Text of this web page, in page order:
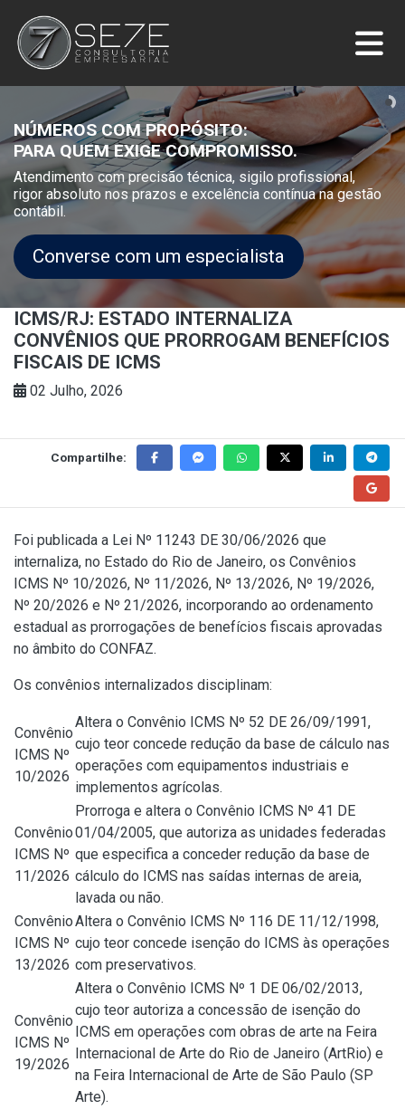
NÚMEROS COM PROPÓSITO:
PARA QUEM EXIGE COMPROMISSO.
Atendimento com precisão técnica, sigilo profissional,
rigor absoluto nos prazos e excelência contínua na gestão
contábil.
Converse com um especialista
ICMS/RJ: ESTADO INTERNALIZA
CONVÊNIOS QUE PRORROGAM BENEFÍCIOS
FISCAIS DE ICMS
02 Julho, 2026
Compartilhe:
Foi publicada a Lei Nº 11243 DE 30/06/2026 que
internaliza, no Estado do Rio de Janeiro, os Convênios
ICMS Nº 10/2026, Nº 11/2026, Nº 13/2026, Nº 19/2026,
Nº 20/2026 e Nº 21/2026, incorporando ao ordenamento
estadual as prorrogações de benefícios fiscais aprovadas
no âmbito do CONFAZ.
Os convênios internalizados disciplinam:
Convênio
ICMS Nº
10/2026
Altera o Convênio ICMS Nº 52 DE 26/09/1991,
cujo teor concede redução da base de cálculo nas
operações com equipamentos industriais e
implementos agrícolas.
Convênio
ICMS Nº
11/2026
Prorroga e altera o Convênio ICMS Nº 41 DE
01/04/2005, que autoriza as unidades federadas
que especifica a conceder redução da base de
cálculo do ICMS nas saídas internas de areia,
lavada ou não.
Convênio
ICMS Nº
13/2026
Altera o Convênio ICMS Nº 116 DE 11/12/1998,
cujo teor concede isenção do ICMS às operações
com preservativos.
Convênio
ICMS Nº
19/2026
Altera o Convênio ICMS Nº 1 DE 06/02/2013,
cujo teor autoriza a concessão de isenção do
ICMS em operações com obras de arte na Feira
Internacional de Arte do Rio de Janeiro (ArtRio) e
na Feira Internacional de Arte de São Paulo (SP
Arte).